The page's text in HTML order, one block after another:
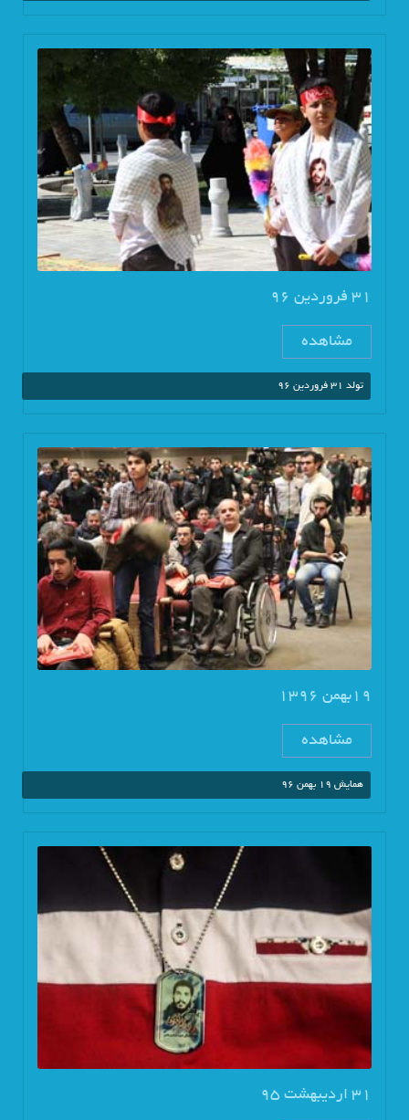
31 فروردین 96
مشاهده
تولد 31 فروردین 96
19بهمن 1396
مشاهده
همایش 19 بهمن 96
31 اردیبهشت 95